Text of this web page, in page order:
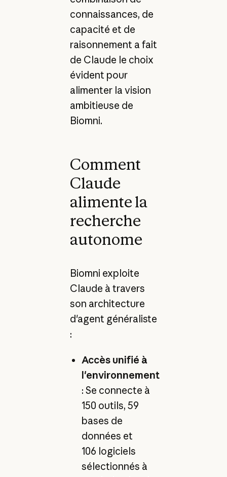
connaissances, de
capacité et de
raisonnement a fait
de Claude le choix
évident pour
alimenter la vision
ambitieuse de
Biomni.
Comment
Claude
alimente la
recherche
autonome
Biomni exploite
Claude à travers
son architecture
d'agent généraliste
:
Accès unifié à
l'environnement
: Se connecte à
150 outils, 59
bases de
données et
106 logiciels
sélectionnés à